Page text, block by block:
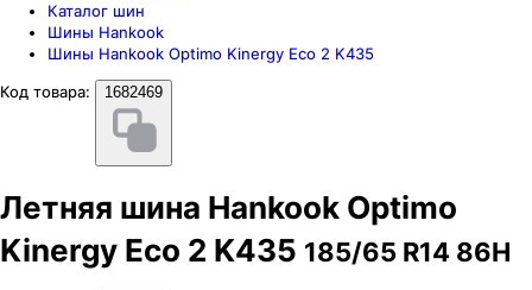
Каталог шин
Шины Hankook
Шины Hankook Optimo Kinergy Eco 2 K435
Код товара:
1682469
Летняя шина Hankook Optimo
Kinergy Eco 2 K435 185/65 R14 86H